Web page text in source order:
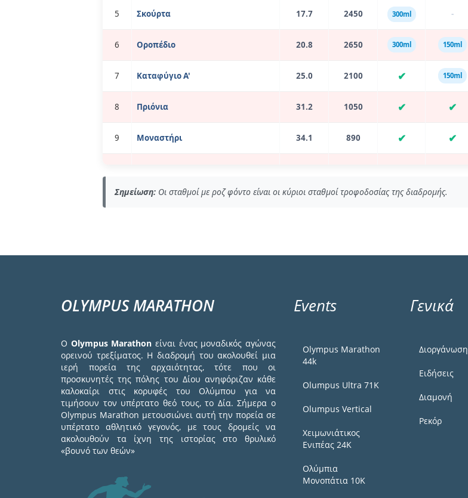
5 Σκούρτα 17.7 2450 300ml -
6 Οροπέδιο 20.8 2650 300ml 150ml
7 Καταφύγιο Α' 25.0 2100 ✔ 150ml
8 Πριόνια 31.2 1050 ✔ ✔
9 Μοναστήρι 34.1 890 ✔ ✔
Τερμ. Λιτόχωρο 320 ✔
Σημείωση: Οι σταθμοί με ροζ φόντο είναι οι κύριοι σταθμοί τροφοδοσίας της διαδρομής.
OLYMPUS MARATHON
Ο Olympus Marathon είναι ένας μοναδικός αγώνας
ορεινού τρεξίματος. Η διαδρομή του ακολουθεί μια
ιερή πορεία της αρχαιότητας, τότε που οι
προσκυνητές της πόλης του Δίου ανηφόριζαν κάθε
καλοκαίρι στις κορυφές του Ολύμπου για να
τιμήσουν τον υπέρτατο θεό τους, το Δία. Σήμερα ο
Olympus Marathon μετουσιώνει αυτή την πορεία σε
υπέρτατο αθλητικό γεγονός, με τους δρομείς να
ακολουθούν τα ίχνη της ιστορίας στο θρυλικό
«βουνό των θεών»
Events
Olympus Marathon
44k
Olumpus Ultra 71K
Olumpus Vertical
Χειμωνιάτικος
Ενιπέας 24Κ
Ολύμπια
Μονοπάτια 10Κ
Γενικά
Διοργάνωση
Ειδήσεις
Διαμονή
Ρεκόρ